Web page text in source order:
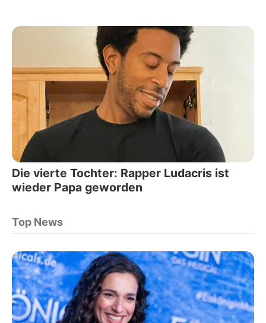
Die vierte Tochter: Rapper Ludacris ist
wieder Papa geworden
Top News